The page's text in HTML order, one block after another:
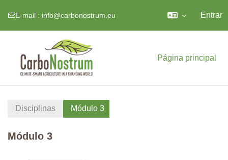
E-mail : info@carbonostrum.eu Entrar
Página principal
Disciplinas Módulo 3
Módulo 3